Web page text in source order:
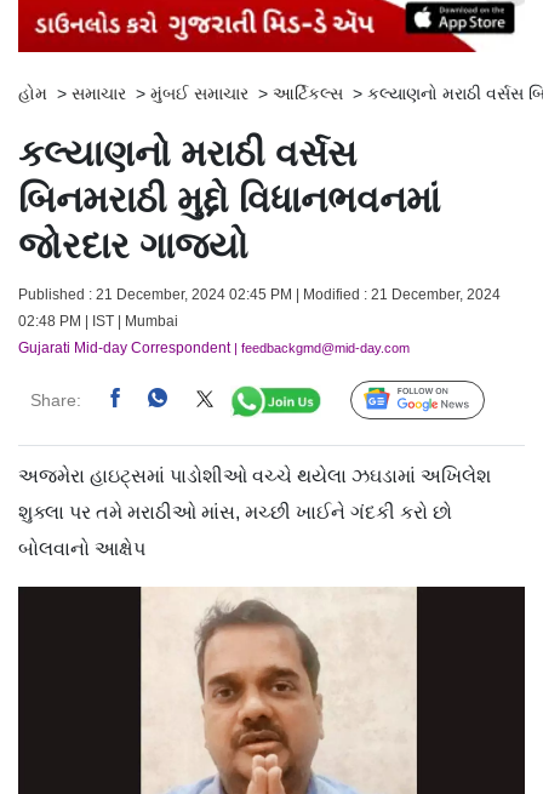
હોમ > સમાચાર > મુંબઈ સમાચાર > આર્ટિકલ્સ > કલ્યાણનો મરાઠી વર્સસ
કલ્યાણનો મરાઠી વર્સસ
બિનમરાઠી મુદ્દો વિધાનભવનમાં
જોરદાર ગાજ્યો
Published : 21 December, 2024 02:45 PM | Modified : 21 December, 2024
02:48 PM | IST | Mumbai
Gujarati Mid-day Correspondent| feedbackgmd@mid-day.com
Share: Follow Us
અજમેરા હાઇટ્સમાં પાડોશીઓ વચ્ચે થયેલા ઝઘડામાં અખિલેશ
શુક્લા પર તમે મરાઠીઓ માંસ, મચ્છી ખાઈને ગંદકી કરો છો
બોલવાનો આક્ષેપ